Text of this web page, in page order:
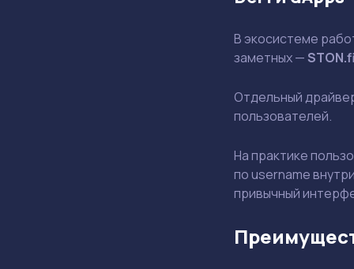
В экосистеме
заметных —
Отдельный
пользователей.
На практике
по username
привычный